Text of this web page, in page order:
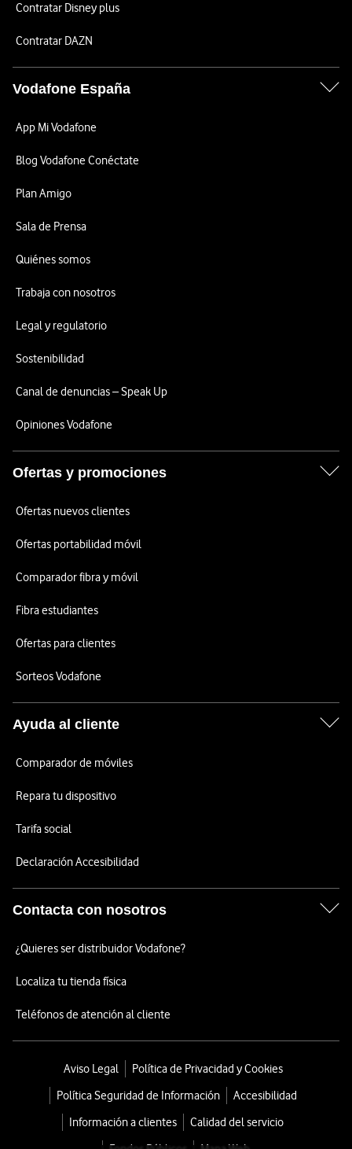
Contratar Disney plus
Contratar DAZN
Vodafone España
App Mi Vodafone
Blog Vodafone Conéctate
Plan Amigo
Sala de Prensa
Quiénes somos
Trabaja con nosotros
Legal y regulatorio
Sostenibilidad
Canal de denuncias – Speak Up
Opiniones Vodafone
Ofertas y promociones
Ofertas nuevos clientes
Ofertas portabilidad móvil
Comparador fibra y móvil
Fibra estudiantes
Ofertas para clientes
Sorteos Vodafone
Ayuda al cliente
Comparador de móviles
Repara tu dispositivo
Tarifa social
Declaración Accesibilidad
Contacta con nosotros
¿Quieres ser distribuidor Vodafone?
Localiza tu tienda física
Teléfonos de atención al cliente
Aviso Legal
Política de Privacidad y Cookies
Política Seguridad de Información
Accesibilidad
Información a clientes
Calidad del servicio